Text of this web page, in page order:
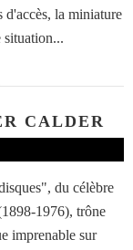
d'accès, la miniature
situation...
CALDER
du célèbre
1976), trône
imprenable sur